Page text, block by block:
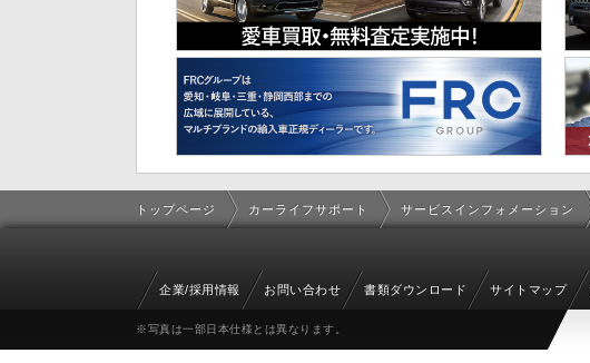
トップページ カーライフサポート サービスインフォメーション
企業/採用情報 お問い合わせ 書類ダウンロード サイトマップ
※写真は一部日本仕様とは異なります。